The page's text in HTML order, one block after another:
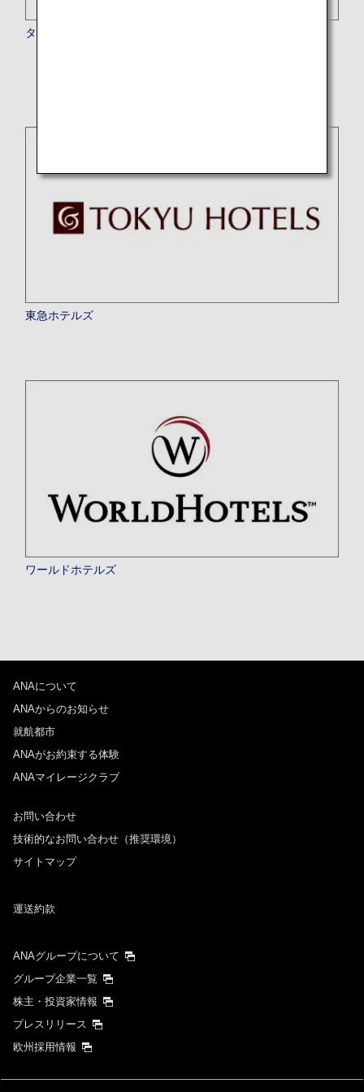
タージホテルズリゾーツ＆パレス
東急ホテルズ
ワールドホテルズ
ANAについて
ANAからのお知らせ
就航都市
ANAがお約束する体験
ANAマイレージクラブ
お問い合わせ
技術的なお問い合わせ（推奨環境）
サイトマップ
運送約款
ANAグループについて
グループ企業一覧
株主・投資家情報
プレスリリース
欧州採用情報